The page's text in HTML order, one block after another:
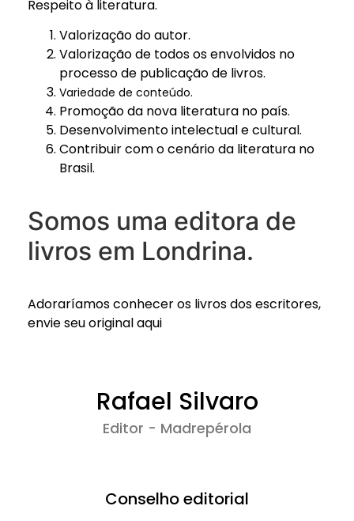
Respeito à literatura.
Valorização do autor.
Valorização de todos os envolvidos no
processo de publicação de livros.
Variedade de conteúdo.
Promoção da nova literatura no país.
Desenvolvimento intelectual e cultural.
Contribuir com o cenário da literatura no
Brasil.
Somos uma editora de
livros em Londrina.
Adoraríamos conhecer os livros dos escritores,
envie seu original aqui
Rafael Silvaro
Editor - Madrepérola
Conselho editorial